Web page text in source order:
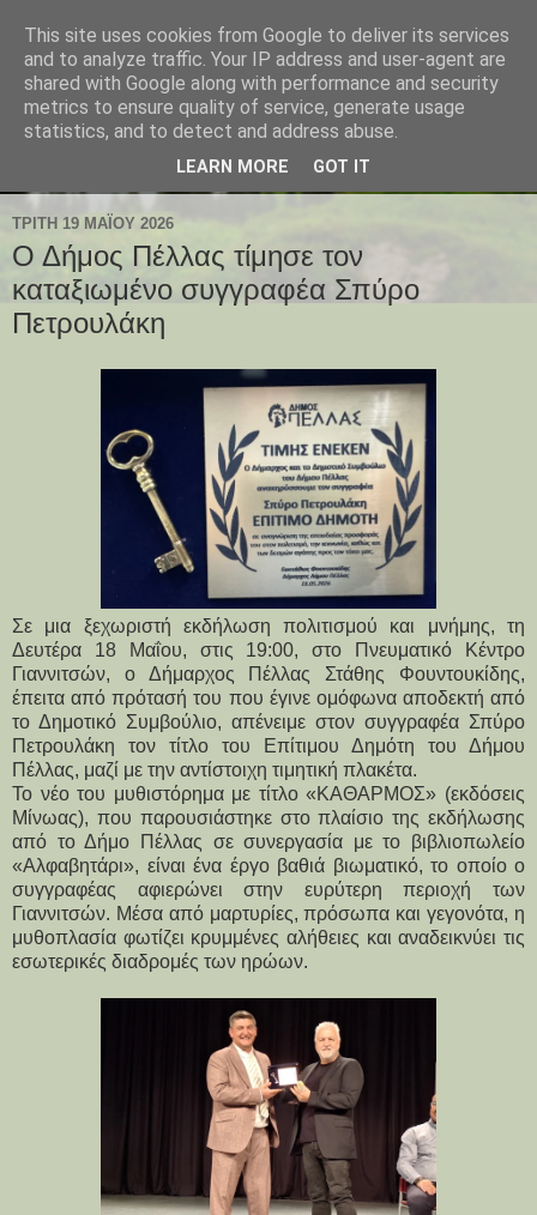
ΤΡΊΤΗ 19 ΜΑΪ́ΟΥ 2026
Ο Δήμος Πέλλας τίμησε τον
καταξιωμένο συγγραφέα Σπύρο
Πετρουλάκη
Σε μια ξεχωριστή εκδήλωση πολιτισμού και μνήμης, τη
Δευτέρα 18 Μαΐου, στις 19:00, στο Πνευματικό Κέντρο
Γιαννιτσών, ο Δήμαρχος Πέλλας Στάθης Φουντουκίδης,
έπειτα από πρότασή του που έγινε ομόφωνα αποδεκτή από
το Δημοτικό Συμβούλιο, απένειμε στον συγγραφέα Σπύρο
Πετρουλάκη τον τίτλο του Επίτιμου Δημότη του Δήμου
Πέλλας, μαζί με την αντίστοιχη τιμητική πλακέτα.
Το νέο του μυθιστόρημα με τίτλο «ΚΑΘΑΡΜΟΣ» (εκδόσεις
Μίνωας), που παρουσιάστηκε στο πλαίσιο της εκδήλωσης
από το Δήμο Πέλλας σε συνεργασία με το βιβλιοπωλείο
«Αλφαβητάρι», είναι ένα έργο βαθιά βιωματικό, το οποίο ο
συγγραφέας αφιερώνει στην ευρύτερη περιοχή των
Γιαννιτσών. Μέσα από μαρτυρίες, πρόσωπα και γεγονότα, η
μυθοπλασία φωτίζει κρυμμένες αλήθειες και αναδεικνύει τις
εσωτερικές διαδρομές των ηρώων.
This site uses cookies from Google to deliver its services
and to analyze traffic. Your IP address and user-agent are
shared with Google along with performance and security
metrics to ensure quality of service, generate usage
statistics, and to detect and address abuse.
LEARN MORE GOT IT